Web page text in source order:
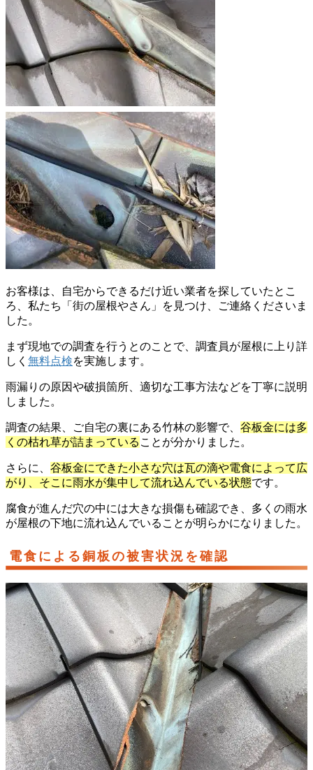
お客様は、自宅からできるだけ近い業者を探していたとこ
ろ、私たち「街の屋根やさん」を見つけ、ご連絡くださいま
した。
まず現地での調査を行うとのことで、調査員が屋根に上り詳
しく 無料点検を実施します。
雨漏りの原因や破損箇所、適切な工事方法などを丁寧に説明
しました。
調査の結果、ご自宅の裏にある竹林の影響で、 谷板金には多
くの枯れ草が詰まっている ことが分かりました。
さらに、 谷板金にできた小さな穴は瓦の滴や電食によって広
がり、そこに雨水が集中して流れ込んでいる状態です。
腐食が進んだ穴の中には大きな損傷も確認でき、多くの雨水
が屋根の下地に流れ込んでいることが明らかになりました。
電食による銅板の被害状況を確認